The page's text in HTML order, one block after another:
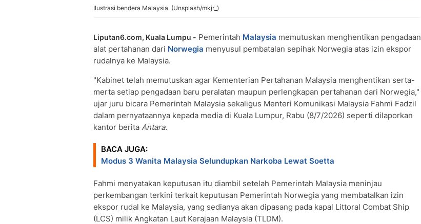
Ilustrasi bendera Malaysia. (Unsplash/mkjr_)
Liputan6.com, Kuala Lumpu - Pemerintah Malaysia memutuskan menghentikan pengadaan
alat pertahanan dari Norwegia menyusul pembatalan sepihak Norwegia atas izin ekspor
rudalnya ke Malaysia.
"Kabinet telah memutuskan agar Kementerian Pertahanan Malaysia menghentikan serta-
merta setiap pengadaan baru peralatan maupun perlengkapan pertahanan dari Norwegia,"
ujar juru bicara Pemerintah Malaysia sekaligus Menteri Komunikasi Malaysia Fahmi Fadzil
dalam pernyataannya kepada media di Kuala Lumpur, Rabu (8/7/2026) seperti dilaporkan
kantor berita Antara.
BACA JUGA:
Modus 3 Wanita Malaysia Selundupkan Narkoba Lewat Soetta
Fahmi menyatakan keputusan itu diambil setelah Pemerintah Malaysia meninjau
perkembangan terkini terkait keputusan Pemerintah Norwegia yang membatalkan izin
ekspor rudal ke Malaysia, yang sedianya akan dipasang pada kapal Littoral Combat Ship
(LCS) milik Angkatan Laut Kerajaan Malaysia (TLDM).